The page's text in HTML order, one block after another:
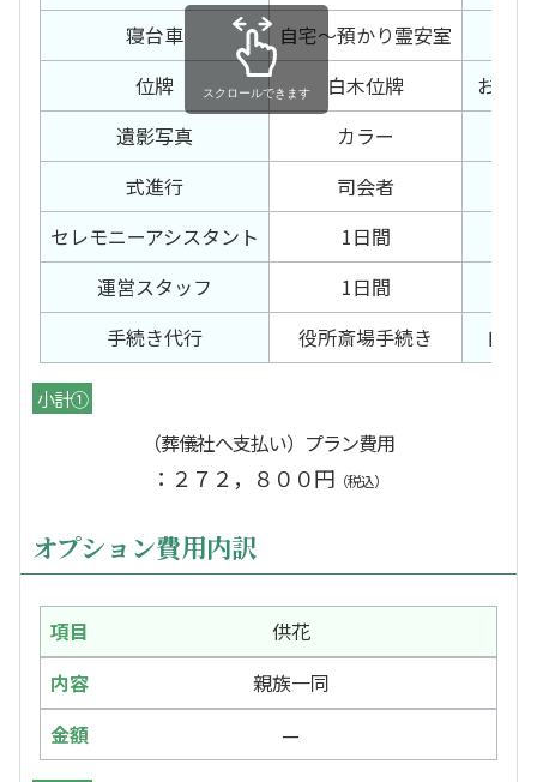
寝台車
自宅～預かり霊安室
位牌
白木位牌
お預
遺影写真
カラー
式進行
司会者
セレモニーアシスタント 1日間
運営スタッフ
1日間
手続き代行
役所斎場手続き 自宅
スクロールできます
小計①
（葬儀社へ支払い）プラン費用
：２７２，８００円 （税込）
オプション費用内訳
供花
親族一同
—